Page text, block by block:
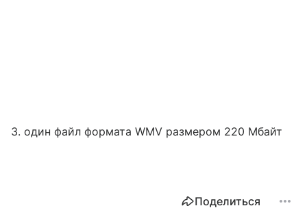
3. один файл формата WMV размером 220 Мбайт
Поделиться